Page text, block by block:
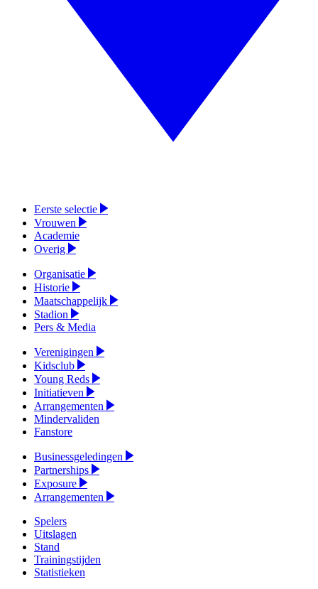
Eerste selectie
Vrouwen
Academie
Overig
Organisatie
Historie
Maatschappelijk
Stadion
Pers & Media
Verenigingen
Kidsclub
Young Reds
Initiatieven
Arrangementen
Mindervaliden
Fanstore
Businessgeledingen
Partnerships
Exposure
Arrangementen
Spelers
Uitslagen
Stand
Trainingstijden
Statistieken